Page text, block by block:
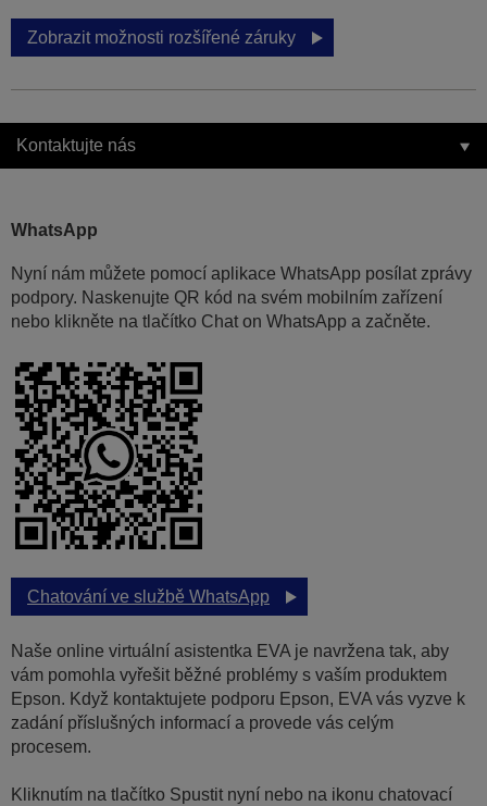
Zobrazit možnosti rozšířené záruky
Kontaktujte nás
WhatsApp
Nyní nám můžete pomocí aplikace WhatsApp posílat zprávy
podpory. Naskenujte QR kód na svém mobilním zařízení
nebo klikněte na tlačítko Chat on WhatsApp a začněte.
Chatování ve službě WhatsApp
Naše online virtuální asistentka EVA je navržena tak, aby
vám pomohla vyřešit běžné problémy s vaším produktem
Epson. Když kontaktujete podporu Epson, EVA vás vyzve k
zadání příslušných informací a provede vás celým
procesem.
Kliknutím na tlačítko Spustit nyní nebo na ikonu chatovací